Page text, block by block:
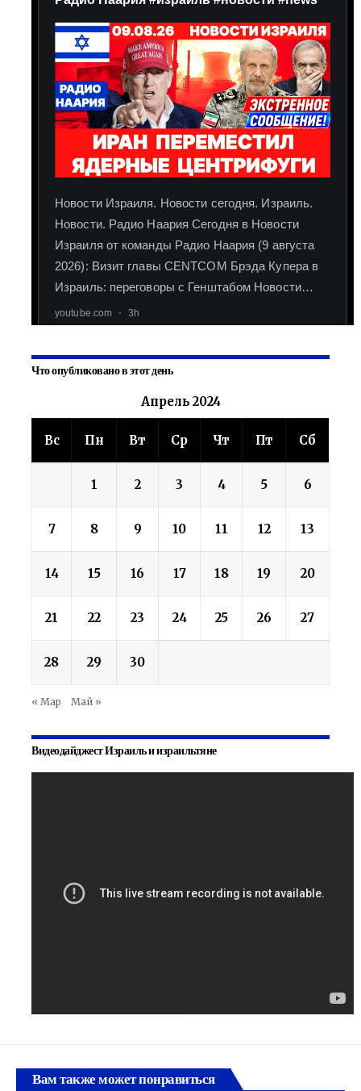
Что опубликовано в этот день
Апрель 2024
Вс Пн Вт Ср Чт Пт Сб
1 2 3 4 5 6
7 8 9 10 11 12 13
14 15 16 17 18 19 20
21 22 23 24 25 26 27
28 29 30
« Мар Май »
Видеодайджест Израиль и израильтяне
Вам также может понравиться